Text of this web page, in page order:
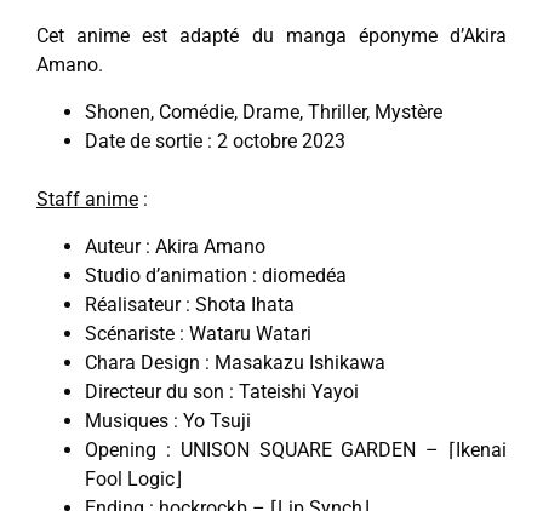
Cet anime est adapté du manga éponyme d’Akira
Amano.
Shonen, Comédie, Drame, Thriller, Mystère
Date de sortie : 2 octobre 2023
Staff anime :
Auteur : Akira Amano
Studio d’animation : diomedéa
Réalisateur : Shota Ihata
Scénariste : Wataru Watari
Chara Design : Masakazu Ishikawa
Directeur du son : Tateishi Yayoi
Musiques : Yo Tsuji
Opening : UNISON SQUARE GARDEN – ⌈Ikenai
Fool Logic⌋